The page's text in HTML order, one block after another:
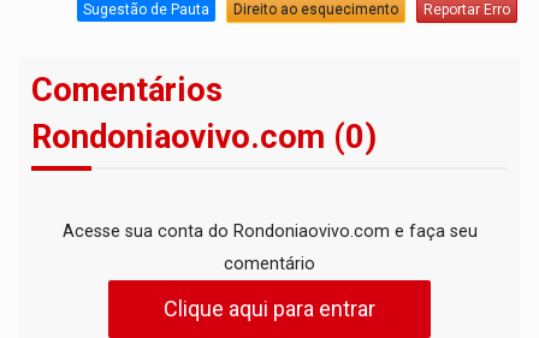
Sugestão de Pauta Direito ao esquecimento Reportar Erro
Comentários
Rondoniaovivo.com (0)
Acesse sua conta do Rondoniaovivo.com e faça seu
comentário
Clique aqui para entrar